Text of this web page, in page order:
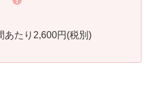
あたり2,600円(税別)